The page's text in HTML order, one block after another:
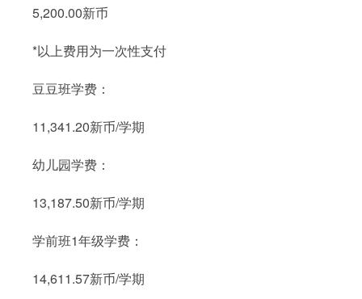
5,200.00新币
*以上费用为一次性支付
豆豆班学费：
11,341.20新币/学期
幼儿园学费：
13,187.50新币/学期
学前班1年级学费：
14,611.57新币/学期